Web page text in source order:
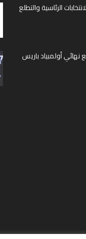
الرئاسية والتطلع
نهائي أولمبياد باريس